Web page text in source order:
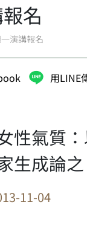
名
演講報名
用LINE
性氣質
生成論之
11-04